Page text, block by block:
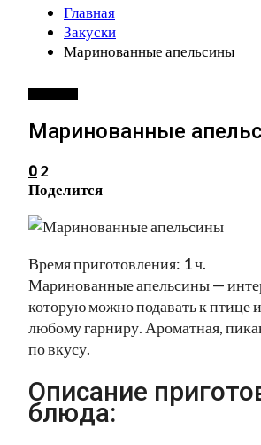
Главная
Закуски
Маринованные апельсины
Маринованные
0 2
Поделится
Время приготовления: 1 ч.
Маринованные апельсины —
которую можно подавать к птице
любому гарниру. Ароматная,
по вкусу.
Описание
блюда: